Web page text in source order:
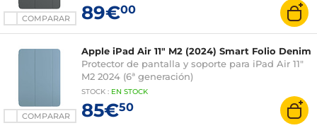
COMPARAR 89€00
COMPARAR
Apple iPad Air 11" M2 (2024) Smart Folio Denim
Protector de pantalla y soporte para iPad Air 11"
M2 2024 (6ª generación)
STOCK : EN STOCK
85€50